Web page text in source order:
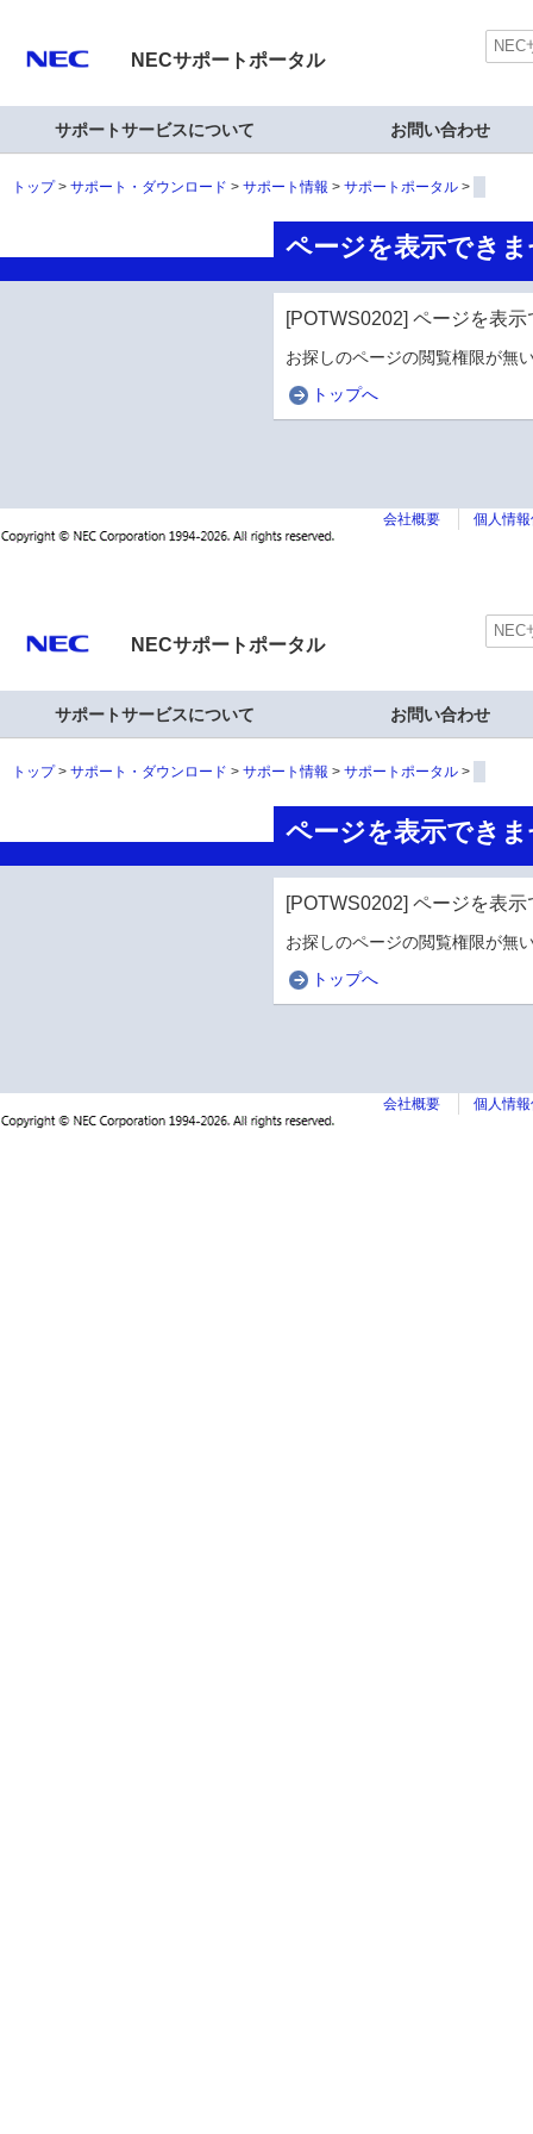
NECサポートポータル
サポートサービスについて お問い合わせ
トップ サポート・ダウンロード サポート情報 サポートポータル
ページを表示でき
[POTWS0202] ページを表
お探しのページの閲覧権限が無
トップへ
会社概要 個人情
NECサポートポータル
サポートサービスについて お問い合わせ
トップ サポート・ダウンロード サポート情報 サポートポータル
ページを表示でき
[POTWS0202] ページを表
お探しのページの閲覧権限が無
トップへ
会社概要 個人情